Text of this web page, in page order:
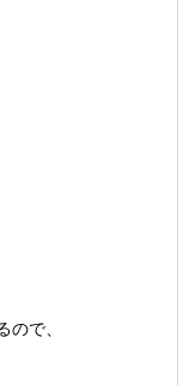
で、